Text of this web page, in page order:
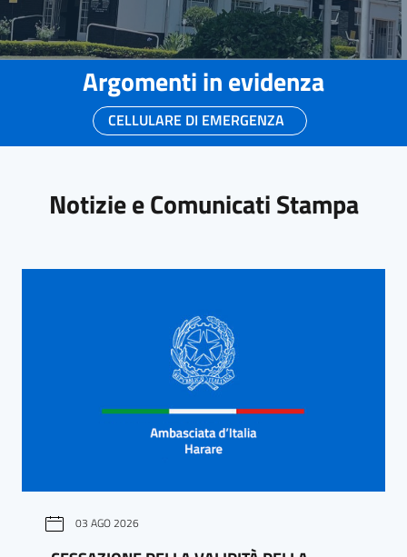
Argomenti in evidenza
CELLULARE DI EMERGENZA
Notizie e Comunicati Stampa
03 AGO 2026